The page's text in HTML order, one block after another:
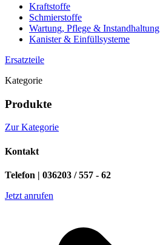
Kraftstoffe
Schmierstoffe
Wartung, Pflege & Instandhaltung
Kanister & Einfüllsysteme
Ersatzteile
Kategorie
Produkte
Zur Kategorie
Kontakt
Telefon | 036203 / 557 - 62
Jetzt anrufen